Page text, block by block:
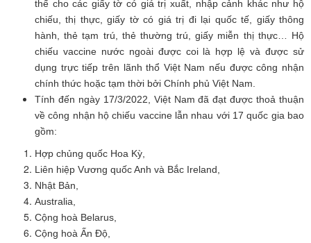
thế cho các giấy tờ có giá trị xuất, nhập cảnh khác như hộ
chiếu, thị thực, giấy tờ có giá trị đi lại quốc tế, giấy thông
hành, thẻ tạm trú, thẻ thường trú, giấy miễn thị thực… Hộ
chiếu vaccine nước ngoài được coi là hợp lệ và được sử
dụng trực tiếp trên lãnh thổ Việt Nam nếu được công nhận
chính thức hoặc tạm thời bởi Chính phủ Việt Nam.
Tính đến ngày 17/3/2022, Việt Nam đã đạt được thoả thuận
về công nhận hộ chiếu vaccine lẫn nhau với 17 quốc gia bao
gồm:
Hợp chủng quốc Hoa Kỳ,
Liên hiệp Vương quốc Anh và Bắc Ireland,
Nhật Bản,
Australia,
Cộng hoà Belarus,
Cộng hoà Ấn Độ,